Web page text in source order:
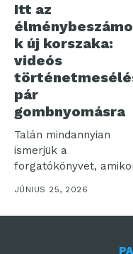
Itt az
k új korszaka:
videós
pár
gombnyomásra
Talán mindannyian
ismerjük a
forgatókönyvet,
egy felejthetetlen
utazásról hazatérve
száz...
JÚNIUS 25, 2026